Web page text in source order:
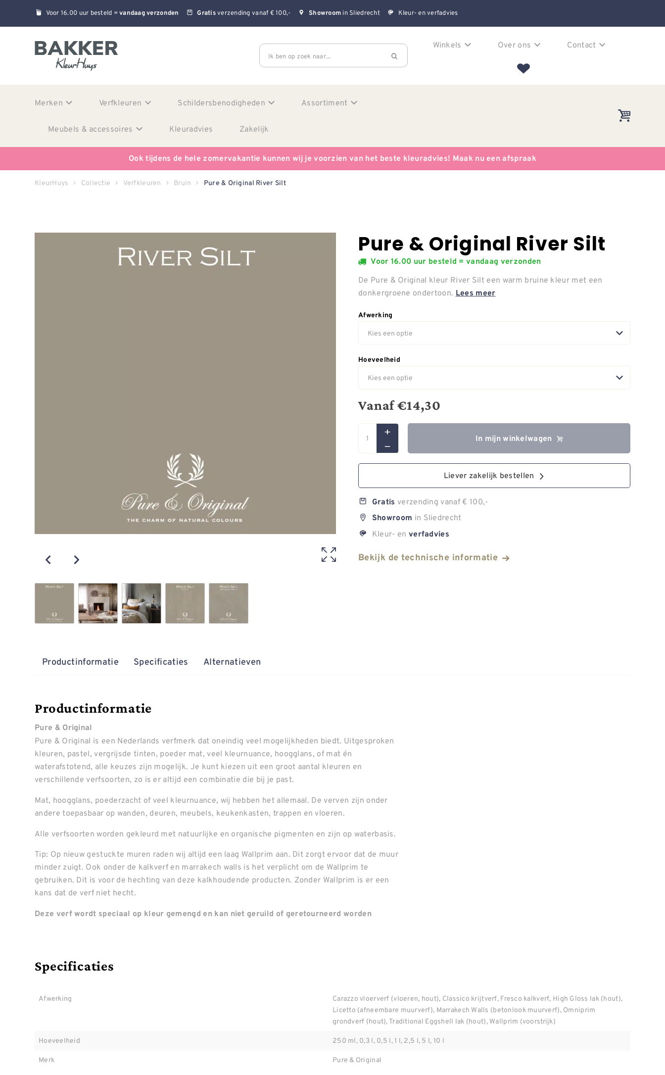
Voor 16.00 uur besteld =vandaag verzonden Gratisverzending vanaf € 100,- Showroom in Sliedrecht Kleur- en verfadvies
Ik ben op zoek naar...
Winkels Over ons Contact
Merken Verfkleuren Schildersbenodigheden Assortiment
Meubels & accessoires Kleuradvies Zakelijk
Ook tijdens de hele zomervakantie kunnen wij je voorzien van het beste kleuradvies! Maak nu een afspraak
KleurHuys Collectie Verfkleuren Bruin Pure & Original River Silt
Pure & Original River Silt
Voor 16.00 uur besteld = vandaag verzonden
De Pure & Original kleur River Silt een warm bruine kleur met een
donkergroene ondertoon. Lees meer
Afwerking
Hoeveelheid
Vanaf€14,30
In mijn winkelwagen
Liever zakelijk bestellen
Gratis verzending vanaf € 100,-
Showroom in Sliedrecht
Kleur- en verfadvies
Bekijk de technische informatie
Productinformatie Specificaties Alternatieven
Productinformatie
Pure & Original
Pure & Original is een Nederlands verfmerk dat oneindig veel mogelijkheden biedt. Uitgesproken
kleuren, pastel, vergrijsde tinten, poeder mat, veel kleurnuance, hoogglans, of mat én
waterafstotend, alle keuzes zijn mogelijk. Je kunt kiezen uit een groot aantal kleuren en
verschillende verfsoorten, zo is er altijd een combinatie die bij je past.
Mat, hoogglans, poederzacht of veel kleurnuance, wij hebben het allemaal. De verven zijn onder
andere toepasbaar op wanden, deuren, meubels, keukenkasten, trappen en vloeren.
Alle verfsoorten worden gekleurd met natuurlijke en organische pigmenten en zijn op waterbasis.
Tip: Op nieuw gestuckte muren raden wij altijd een laag Wallprim aan. Dit zorgt ervoor dat de muur
minder zuigt. Ook onder de kalkverf en marrakech walls is het verplicht om de Wallprim te
gebruiken. Dit is voor de hechting van deze kalkhoudende producten. Zonder Wallprim is er een
kans dat de verf niet hecht.
Deze verf wordt speciaal op kleur gemengd en kan niet geruild of geretourneerd worden
Specificaties
Afwerking
Carazzo vloerverf (vloeren, hout), Classico krijtverf, Fresco kalkverf, High Gloss lak (hout),
Licetto (afneembare muurverf), Marrakech Walls (betonlook muurverf), Omniprim
grondverf (hout), Traditional Eggshell lak (hout), Wallprim (voorstrijk)
Hoeveelheid
250 ml, 0,3 l, 0,5 l, 1 l, 2,5 l, 5 l, 10 l
Merk
Pure & Original